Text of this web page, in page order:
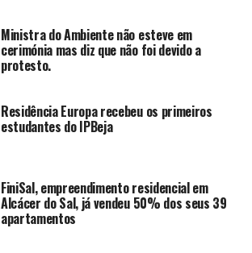
Ministra do Ambiente não esteve em
cerimónia mas diz que não foi devido a
protesto.
Residência Europa recebeu os primeiros
estudantes do IPBeja
FiniSal, empreendimento residencial em
Alcácer do Sal, já vendeu 50% dos seus 39
apartamentos